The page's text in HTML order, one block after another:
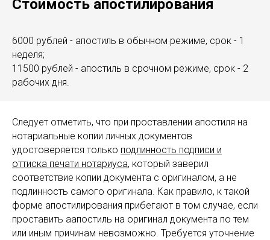
Стоимость апостилирования
6000 рублей - апостиль в обычном режиме, срок - 1
неделя;
11500 рублей - апостиль в срочном режиме, срок - 2
рабочих дня.
Следует отметить, что при проставлении апостиля на
нотариальные копии личных документов
удостоверяется только подлинность подписи и
оттиска печати нотариуса, который заверил
соответствие копии документа с оригиналом, а не
подлинность самого оригинала. Как правило, к такой
форме апостилирования прибегают в том случае, если
проставить аапостиль на оригинал документа по тем
или иным причинам невозможно. Требуется уточнение